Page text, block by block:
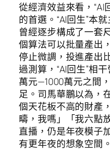
從經濟效益來看，“AI
的首選。“AI回生”本
曾經逐步構成了一套
個算法可以批量產出
停止微調，投進產出
過測算，“AI回生”相
萬元—1000萬元之間
足。司馬華鵬以為，
個天花板不高的財產
疇，我嗎」「我六點
直播，仍是年夜模子
有更年夜的想象空間。